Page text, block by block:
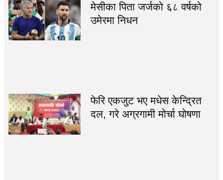
मेसीका पिता जर्जको ६८ वर्षको
उमेरमा निधन
फेरि एकजुट भए मधेस केन्द्रित
दल, गरे अग्रगामी मोर्चा घोषणा